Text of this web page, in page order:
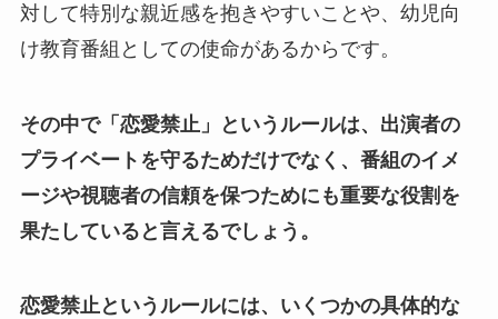
対して特別な親近感を抱きやすいことや、幼児向
け教育番組としての使命があるからです。
その中で「恋愛禁止」というルールは、出演者の
プライベートを守るためだけでなく、番組のイメ
ージや視聴者の信頼を保つためにも重要な役割を
果たしていると言えるでしょう。
恋愛禁止というルールには、いくつかの具体的な